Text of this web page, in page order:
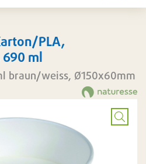
PLA,
ml
braun/weiss, Ø150x60mm
Bild